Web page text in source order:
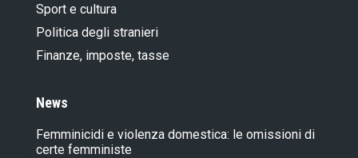
Sport e cultura
Politica degli stranieri
Finanze, imposte, tasse
News
Femminicidi e violenza domestica: le omissioni di
certe femministe